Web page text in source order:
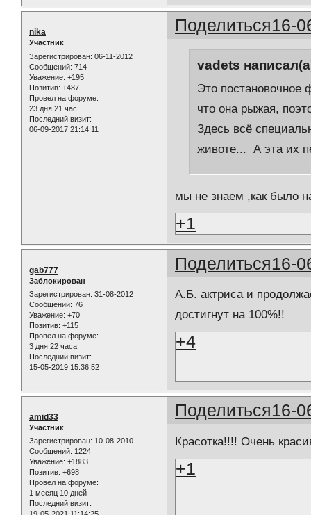
Поделиться16-
nika
Участник
Зарегистрирован: 06-11-2012
Сообщений: 714
Уважение: +195
Позитив: +487
Провел на форуме:
23 дня 21 час
Последний визит:
06-09-2017 21:14:11
vadets
Это постановочное
что она рыжая,
Здесь всё
животе... А эта их
мы не знаем ,как было
+1
Поделиться16-
gab777
Заблокирован
Зарегистрирован: 31-08-2012
Сообщений: 76
Уважение: +70
Позитив: +115
Провел на форуме:
3 дня 22 часа
Последний визит:
15-05-2019 15:36:52
А.Б. актриса и
достигнут на 100%!!
+4
Поделиться16-
amid33
Участник
Зарегистрирован: 10-08-2010
Сообщений: 1224
Уважение: +1883
Позитив: +698
Провел на форуме:
1 месяц 10 дней
Последний визит:
Красотка!!!! Очень
+1